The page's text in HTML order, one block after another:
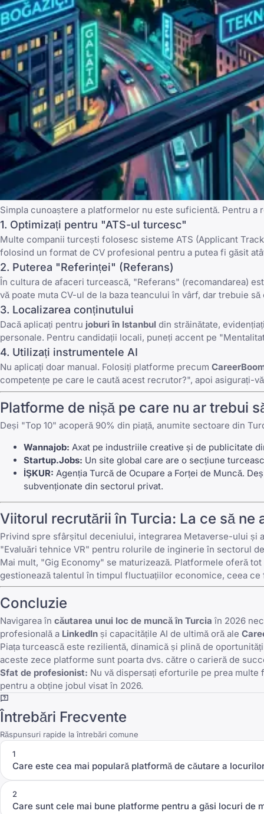
Simpla cunoaștere a platformelor nu este suficientă. Pentru
1. Optimizați pentru "ATS-ul turcesc"
Multe companii turcești folosesc sisteme ATS (Applicant
folosind un format de CV profesional pentru a putea fi găsit
2. Puterea "Referinței" (Referans)
În cultura de afaceri turcească, "Referans" (recomandarea)
vă poate muta CV-ul de la baza teancului în vârf, dar trebuie
3. Localizarea conținutului
Dacă aplicați pentru joburi în Istanbul din străinătate,
personale. Pentru candidații locali, puneți accent pe
4. Utilizați instrumentele AI
Nu aplicați doar manual. Folosiți platforme precum
competențe pe care le caută acest recrutor?", apoi asigurați-
Platforme de nișă pe care nu ar trebui
Deși "Top 10" acoperă 90% din piață, anumite sectoare din
Wannajob: Axat pe industriile creative și de publicitate
Startup.Jobs: Un site global care are o secțiune
İŞKUR: Agenția Turcă de Ocupare a Forței de Muncă.
subvenționate din sectorul privat.
Viitorul recrutării în Turcia: La ce să ne
Privind spre sfârșitul deceniului, integrarea Metaverse-ului și
"Evaluări tehnice VR" pentru rolurile de inginerie în sectorul
Mai mult, "Gig Economy" se maturizează. Platformele oferă
gestionează talentul în timpul fluctuațiilor economice, ceea
Concluzie
Navigarea în căutarea unui loc de muncă în Turcia în 2026
profesională a LinkedIn și capacitățile AI de ultimă oră ale
Piața turcească este rezilientă, dinamică și plină de
aceste zece platforme sunt poarta dvs. către o carieră de
Sfat de profesionist: Nu vă dispersați eforturile pe prea
pentru a obține jobul visat în 2026.
Întrebări Frecvente
Răspunsuri rapide la întrebări comune
1
Care este cea mai populară platformă de căutare a
2
Care sunt cele mai bune platforme pentru a găsi locuri de